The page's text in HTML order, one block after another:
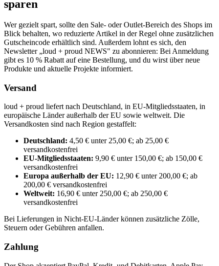
sparen
Wer gezielt spart, sollte den Sale- oder Outlet-Bereich des Shops im
Blick behalten, wo reduzierte Artikel in der Regel ohne zusätzlichen
Gutscheincode erhältlich sind. Außerdem lohnt es sich, den
Newsletter „loud + proud NEWS" zu abonnieren: Bei Anmeldung
gibt es 10 % Rabatt auf eine Bestellung, und du wirst über neue
Produkte und aktuelle Projekte informiert.
Versand
loud + proud liefert nach Deutschland, in EU-Mitgliedsstaaten, in
europäische Länder außerhalb der EU sowie weltweit. Die
Versandkosten sind nach Region gestaffelt:
Deutschland: 4,50 € unter 25,00 €; ab 25,00 €
versandkostenfrei
EU-Mitgliedsstaaten: 9,90 € unter 150,00 €; ab 150,00 €
versandkostenfrei
Europa außerhalb der EU: 12,90 € unter 200,00 €; ab
200,00 € versandkostenfrei
Weltweit: 16,90 € unter 250,00 €; ab 250,00 €
versandkostenfrei
Bei Lieferungen in Nicht-EU-Länder können zusätzliche Zölle,
Steuern oder Gebühren anfallen.
Zahlung